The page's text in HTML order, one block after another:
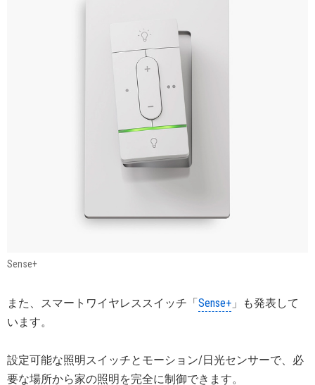
Sense+
また、スマートワイヤレススイッチ「Sense+ 」も発表して
います。
設定可能な照明スイッチとモーション/日光センサーで、必
要な場所から家の照明を完全に制御できます。